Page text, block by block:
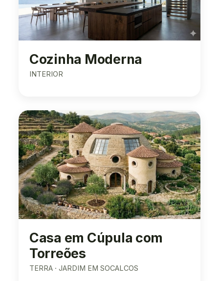
Cozinha Moderna
INTERIOR
Casa em Cúpula com
Torreões
TERRA · JARDIM EM SOCALCOS